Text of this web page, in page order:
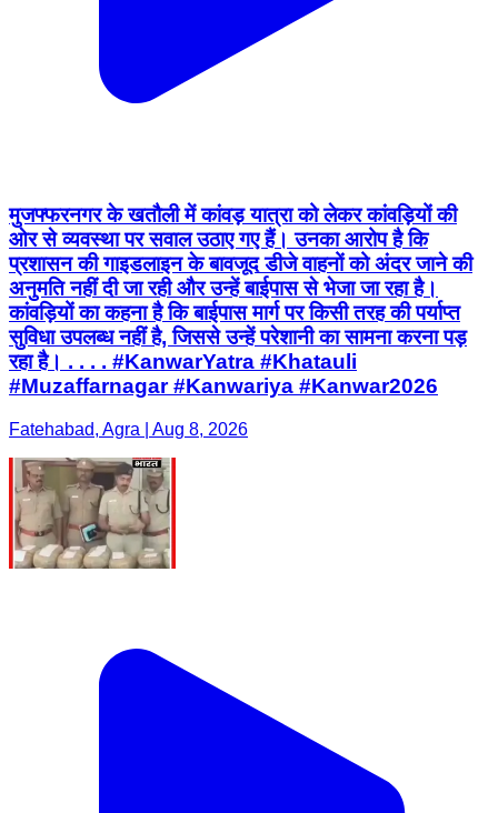
मुजफ्फरनगर के खतौली में कांवड़ यात्रा को लेकर कांवड़ियों की
ओर से व्यवस्था पर सवाल उठाए गए हैं। उनका आरोप है कि
प्रशासन की गाइडलाइन के बावजूद डीजे वाहनों को अंदर जाने की
अनुमति नहीं दी जा रही और उन्हें बाईपास से भेजा जा रहा है।
कांवड़ियों का कहना है कि बाईपास मार्ग पर किसी तरह की पर्याप्त
सुविधा उपलब्ध नहीं है, जिससे उन्हें परेशानी का सामना करना पड़
रहा है। . . . . #KanwarYatra #Khatauli
#Muzaffarnagar #Kanwariya #Kanwar2026
Fatehabad, Agra | Aug 8, 2026